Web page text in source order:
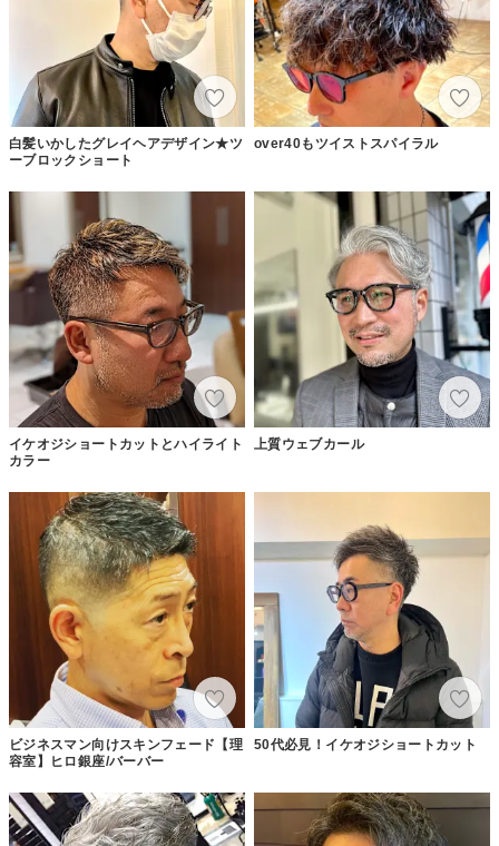
白髪いかしたグレイヘアデザイン★ツ
ーブロックショート
over40もツイストスパイラル
イケオジショートカットとハイライト
カラー
上質ウェブカール
ビジネスマン向けスキンフェード【理
容室】ヒロ銀座/バーバー
50代必見！イケオジショートカット